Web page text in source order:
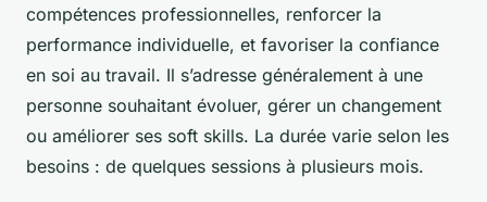
compétences professionnelles, renforcer la
performance individuelle, et favoriser la confiance
en soi au travail. Il s’adresse généralement à une
personne souhaitant évoluer, gérer un changement
ou améliorer ses soft skills. La durée varie selon les
besoins : de quelques sessions à plusieurs mois.